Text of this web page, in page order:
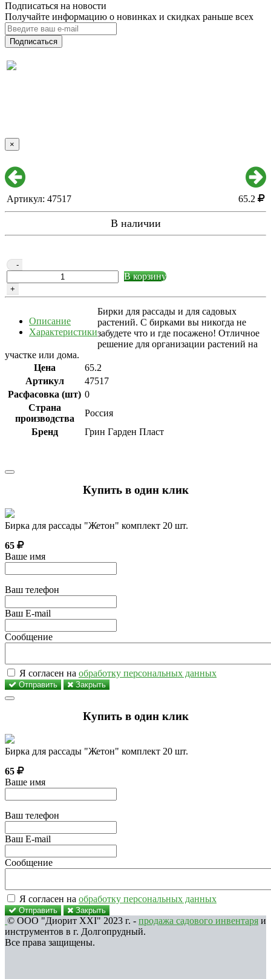
Подписаться на новости
Получайте информацию о новинках и скидках раньше всех
Подписаться
×
Артикул: 47517 65.2
В наличии
-
+
В корзину
Описание
Характеристики
Бирки для рассады и для садовых
растений. С бирками вы никогда не
забудете что и где посажено! Отличное
решение для организации растений на
участке или дома.
Цена
65.2
Артикул
47517
Расфасовка (шт) 0
Страна
производства
Россия
Бренд
Грин Гарден Пласт
Купить в один клик
Бирка для рассады "Жетон" комплект 20 шт.
65
Ваше имя
Ваш телефон
Ваш E-mail
Сообщение
Я согласен на обработку персональных данных
Отправить Закрыть
Купить в один клик
Бирка для рассады "Жетон" комплект 20 шт.
65
Ваше имя
Ваш телефон
Ваш E-mail
Сообщение
Я согласен на обработку персональных данных
Отправить Закрыть
© ООО "Диорит XXI" 2023 г. - продажа садового инвентаря и
инструментов в г. Долгопрудный.
Все права защищены.